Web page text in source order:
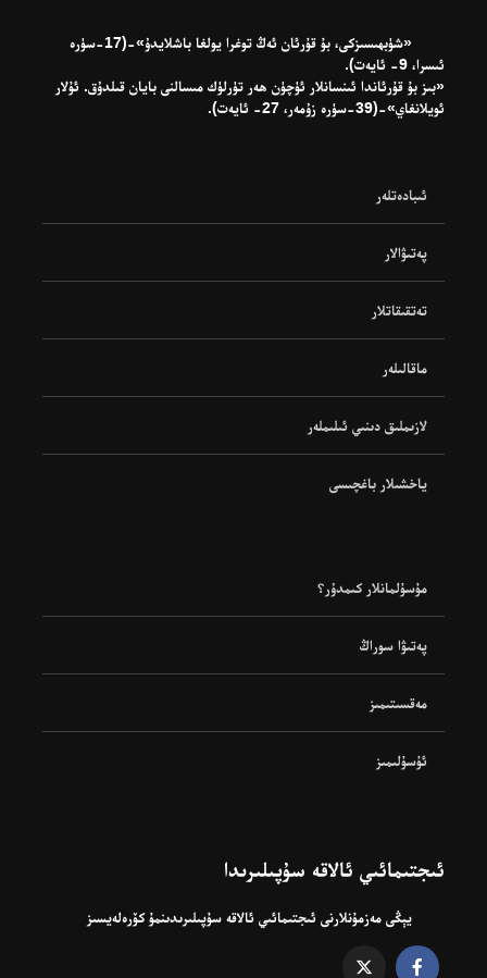
«شۈبھىسىزكى، بۇ قۇرئان ئەڭ توغرا يولغا باشلايدۇ»-(17-سۈرە
ئىسرا، 9- ئايەت).
«بىز بۇ قۇرئاندا ئىنسانلار ئۈچۈن ھەر تۈرلۈك مىسالنى بايان قىلدۇق. ئۇلار
ئويلانغاي»-(39-سۈرە زۇمەر، 27- ئايەت).
ئىبادەتلەر
پەتىۋالار
تەتقىقاتلار
ماقالىلەر
لازىملىق دىنىي ئىلىملەر
ياخشىلار باغچىسى
مۇسۇلمانلار كىمدۇر؟
پەتىۋا سوراڭ
مەقسىتىمىز
ئۇسۇلىمىز
ئىجتىمائىي ئالاقە سۇپىلىرىدا
يېڭى مەزمۇنلارنى ئىجتىمائىي ئالاقە سۇپىلىرىدىنمۇ كۆرەلەيسىز